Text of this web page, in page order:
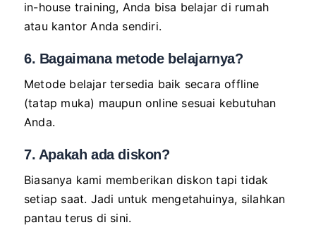
in-house training, Anda bisa belajar di rumah
atau kantor Anda sendiri.
6. Bagaimana metode belajarnya?
Metode belajar tersedia baik secara offline
(tatap muka) maupun online sesuai kebutuhan
Anda.
7. Apakah ada diskon?
Biasanya kami memberikan diskon tapi tidak
setiap saat. Jadi untuk mengetahuinya, silahkan
pantau terus di sini.